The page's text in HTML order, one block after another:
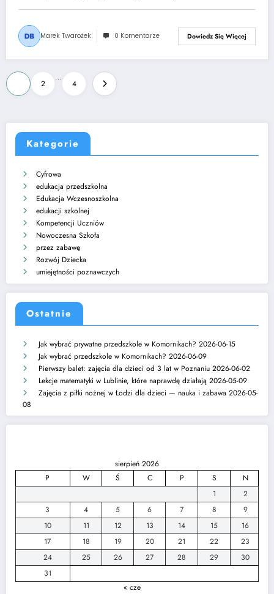
Marek Twarożek 0 Komentarze Dowiedz Się Więcej
Stronicowanie
wpisów
2
…
4
Kategorie
Cyfrowa
edukacja przedszkolna
Edukacja Wczesnoszkolna
edukacji szkolnej
Kompetencji Uczniów
Nowoczesna Szkoła
przez zabawę
Rozwój Dziecka
umiejętności poznawczych
Ostatnie
Jak wybrać prywatne przedszkole w Komornikach? 2026-06-15
Jak wybrać przedszkole w Komornikach? 2026-06-09
Pierwszy balet: zajęcia dla dzieci od 3 lat w Poznaniu 2026-06-02
Lekcje matematyki w Lublinie, które naprawdę działają 2026-05-09
Zajęcia z piłki nożnej w Łodzi dla dzieci — nauka i zabawa 2026-05-
08
sierpień 2026
P
W Ś C P S
N
1
2
3
4 5 6 7 8
9
10
11 12 13 14 15
16
17
18 19 20 21 22
23
24
25 26 27 28 29
30
31
« cze